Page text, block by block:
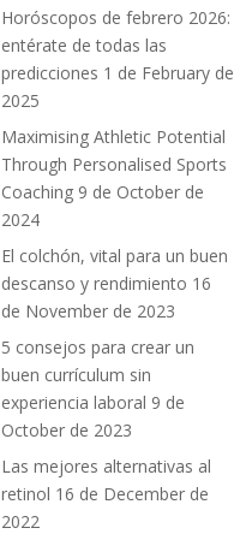
Horóscopos de febrero 2026:
entérate de todas las
predicciones 1 de February de
2025
Maximising Athletic Potential
Through Personalised Sports
Coaching 9 de October de
2024
El colchón, vital para un buen
descanso y rendimiento 16
de November de 2023
5 consejos para crear un
buen currículum sin
experiencia laboral 9 de
October de 2023
Las mejores alternativas al
retinol 16 de December de
2022